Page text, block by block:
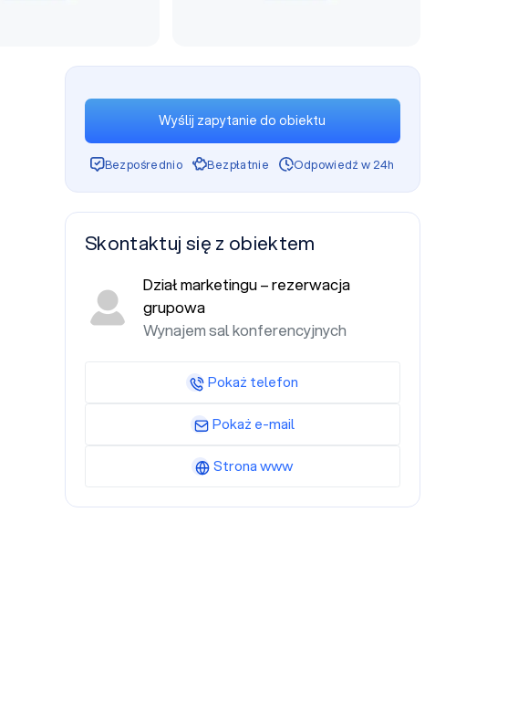
Wyślij zapytanie do obiektu
Bezpośrednio Bezpłatnie Odpowiedź w 24h
Skontaktuj się z obiektem
Dział marketingu – rezerwacja
grupowa
Wynajem sal konferencyjnych
Pokaż telefon
Pokaż e-mail
Strona www